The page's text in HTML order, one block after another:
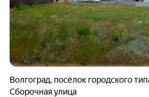
Волгоград, посёлок городского
Сборочная улица